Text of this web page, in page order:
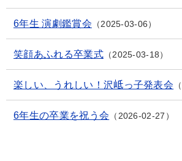
6年生 演劇鑑賞会 2025-03-06
笑顔あふれる卒業式 2025-03-18
楽しい、うれしい！沢岻っ子発表会
6年生の卒業を祝う会 2026-02-27